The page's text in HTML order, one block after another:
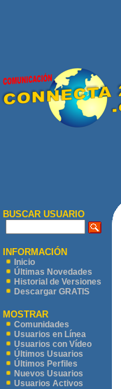
BUSCAR USUARIO
INFORMACIÓN
Inicio
Últimas Novedades
Historial de Versiones
Descargar GRATIS
MOSTRAR
Comunidades
Usuarios en Línea
Usuarios con Vídeo
Últimos Usuarios
Últimos Perfiles
Nuevos Usuarios
Usuarios Activos